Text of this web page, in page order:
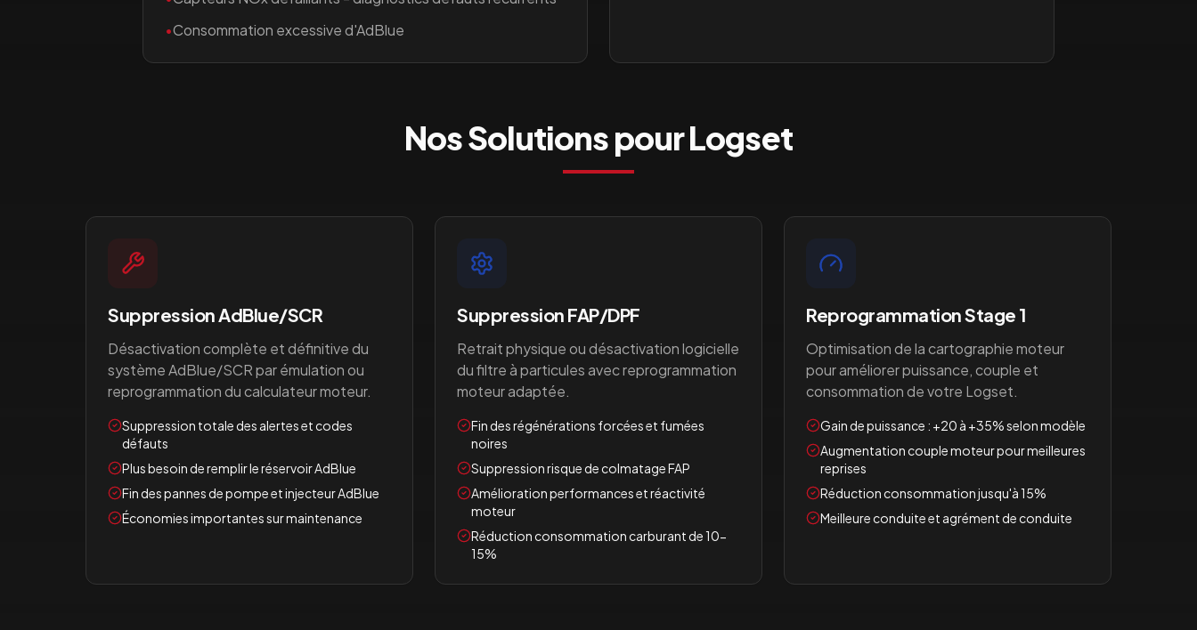
•Consommation excessive d'AdBlue
Nos Solutions pourLogset
Suppression AdBlue/SCR
Désactivation complète et définitive du
système AdBlue/SCR par émulation ou
reprogrammation du calculateur moteur.
Suppression totale des alertes et codes
défauts
Plus besoin de remplir le réservoir AdBlue
Fin des pannes de pompe et injecteur AdBlue
Économies importantes sur maintenance
Suppression FAP/DPF
Retrait physique ou désactivation logicielle
du filtre à particules avec reprogrammation
moteur adaptée.
Fin des régénérations forcées et fumées
noires
Suppression risque de colmatage FAP
Amélioration performances et réactivité
moteur
Réduction consommation carburant de 10-
15%
Reprogrammation Stage 1
Optimisation de la cartographie moteur
pour améliorer puissance, couple et
consommation de votre Logset.
Gain de puissance : +20 à +35% selon modèle
Augmentation couple moteur pour meilleures
reprises
Réduction consommation jusqu'à 15%
Meilleure conduite et agrément de conduite